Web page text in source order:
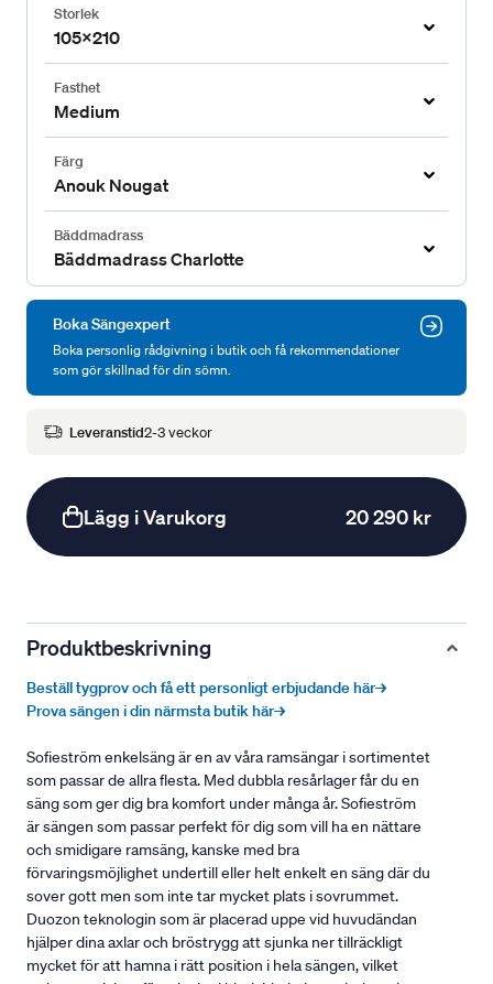
Storlek
105x210
Fasthet
Medium
Färg
Anouk Nougat
Bäddmadrass
Bäddmadrass Charlotte
Boka Sängexpert
Boka personlig rådgivning i butik och få rekommendationer
som gör skillnad för din sömn.
Leveranstid2-3 veckor
Lägg i Varukorg 20 290 kr
Produktbeskrivning
Beställ tygprov och få ett personligt erbjudande här→
Prova sängen i din närmsta butik här→
Sofieström enkelsäng är en av våra ramsängar i sortimentet
som passar de allra flesta. Med dubbla resårlager får du en
säng som ger dig bra komfort under många år. Sofieström
är sängen som passar perfekt för dig som vill ha en nättare
och smidigare ramsäng, kanske med bra
förvaringsmöjlighet undertill eller helt enkelt en säng där du
sover gott men som inte tar mycket plats i sovrummet.
Duozon teknologin som är placerad uppe vid huvudändan
hjälper dina axlar och bröstrygg att sjunka ner tillräckligt
mycket för att hamna i rätt position i hela sängen, vilket